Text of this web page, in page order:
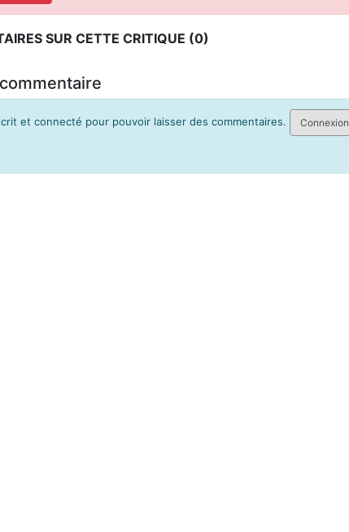
SUR CETTE CRITIQUE (0)
et connecté pour pouvoir laisser des commentaires. Connexion